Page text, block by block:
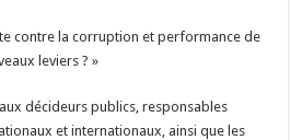
contre la corruption et performance de
leviers ? »
décideurs publics, responsables
et internationaux, ainsi que les